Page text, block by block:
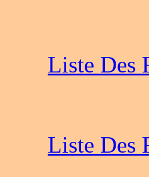
Liste Des
Liste Des